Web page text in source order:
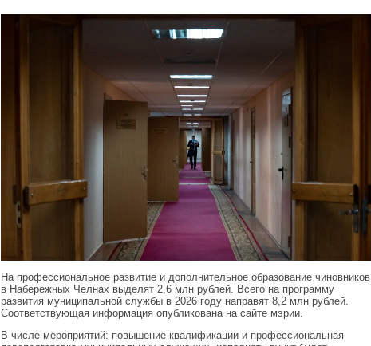
На профессиональное развитие и дополнительное образование чиновников
в Набережных Челнах выделят 2,6 млн рублей. Всего на программу
развития муниципальной службы в 2026 году направят 8,2 млн рублей.
Соответствующая информация опубликована на сайте мэрии.
В числе мероприятий: повышение квалификации и профессиональная